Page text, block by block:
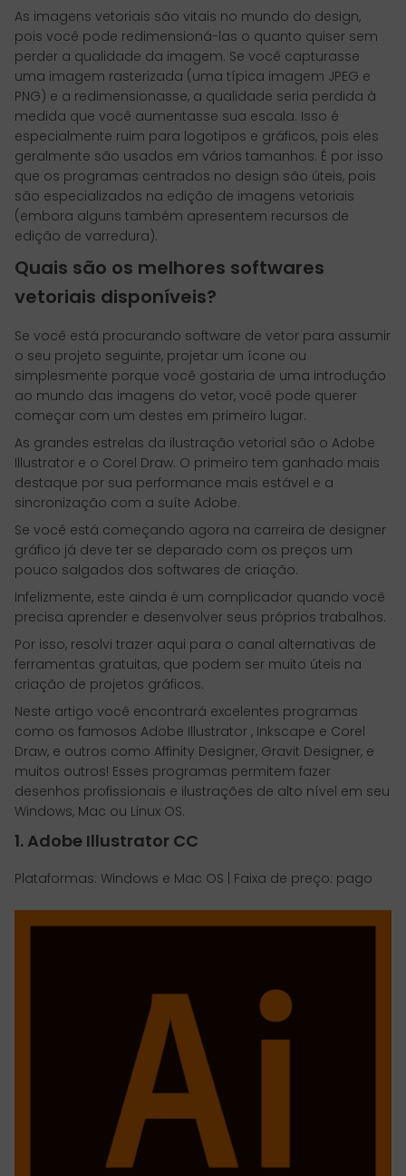
As imagens vetoriais são vitais no mundo do design,
pois você pode redimensioná-las o quanto quiser sem
perder a qualidade da imagem. Se você capturasse
uma imagem rasterizada (uma típica imagem JPEG e
PNG) e a redimensionasse, a qualidade seria perdida à
medida que você aumentasse sua escala. Isso é
especialmente ruim para logotipos e gráficos, pois eles
geralmente são usados em vários tamanhos. É por isso
que os programas centrados no design são úteis, pois
são especializados na edição de imagens vetoriais
(embora alguns também apresentem recursos de
edição de varredura).
Quais são os melhores softwares
vetoriais disponíveis?
Se você está procurando software de vetor para assumir
o seu projeto seguinte, projetar um ícone ou
simplesmente porque você gostaria de uma introdução
ao mundo das imagens do vetor, você pode querer
começar com um destes em primeiro lugar.
As grandes estrelas da ilustração vetorial são o Adobe
Illustrator e o Corel Draw. O primeiro tem ganhado mais
destaque por sua performance mais estável e a
sincronização com a suíte Adobe.
Se você está começando agora na carreira de designer
gráfico já deve ter se deparado com os preços um
pouco salgados dos softwares de criação.
Infelizmente, este ainda é um complicador quando você
precisa aprender e desenvolver seus próprios trabalhos.
Por isso, resolvi trazer aqui para o canal alternativas de
ferramentas gratuitas, que podem ser muito úteis na
criação de projetos gráficos.
Neste artigo você encontrará excelentes programas
como os famosos Adobe Illustrator , Inkscape e Corel
Draw, e outros como Affinity Designer, Gravit Designer, e
muitos outros! Esses programas permitem fazer
desenhos profissionais e ilustrações de alto nível em seu
Windows, Mac ou Linux OS.
1. Adobe Illustrator CC
Plataformas: Windows e Mac OS | Faixa de preço: pago